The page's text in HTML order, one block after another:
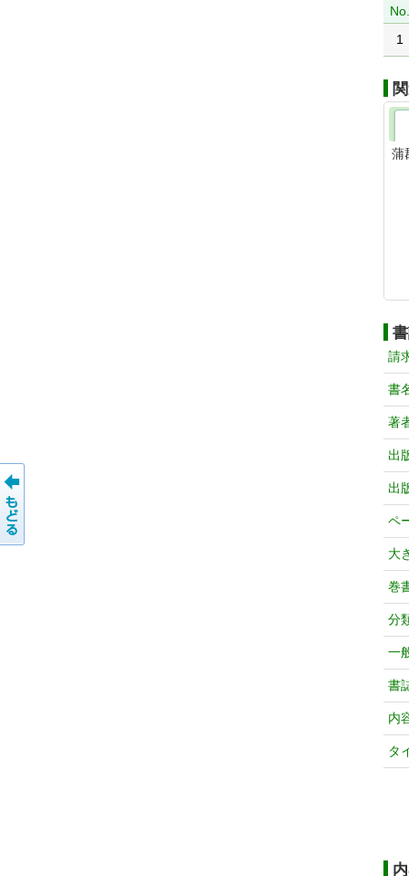
1
蒲
請
書
著
出
出
ペ
大
巻
分
一
書
内
タ